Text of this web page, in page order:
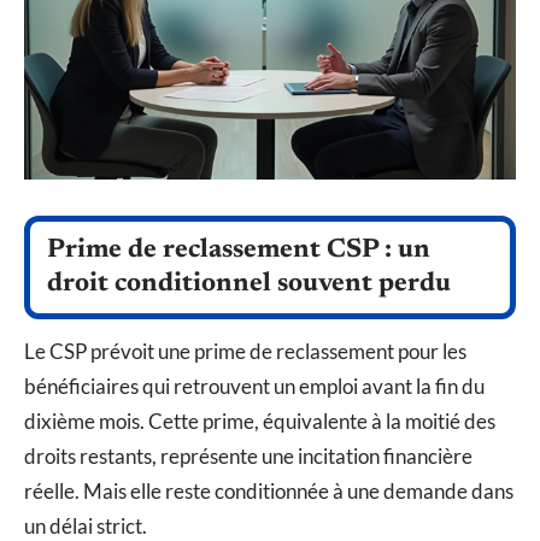
Prime de reclassement CSP : un
droit conditionnel souvent perdu
Le CSP prévoit une prime de reclassement pour les
bénéficiaires qui retrouvent un emploi avant la fin du
dixième mois. Cette prime, équivalente à la moitié des
droits restants, représente une incitation financière
réelle. Mais elle reste conditionnée à une demande dans
un délai strict.